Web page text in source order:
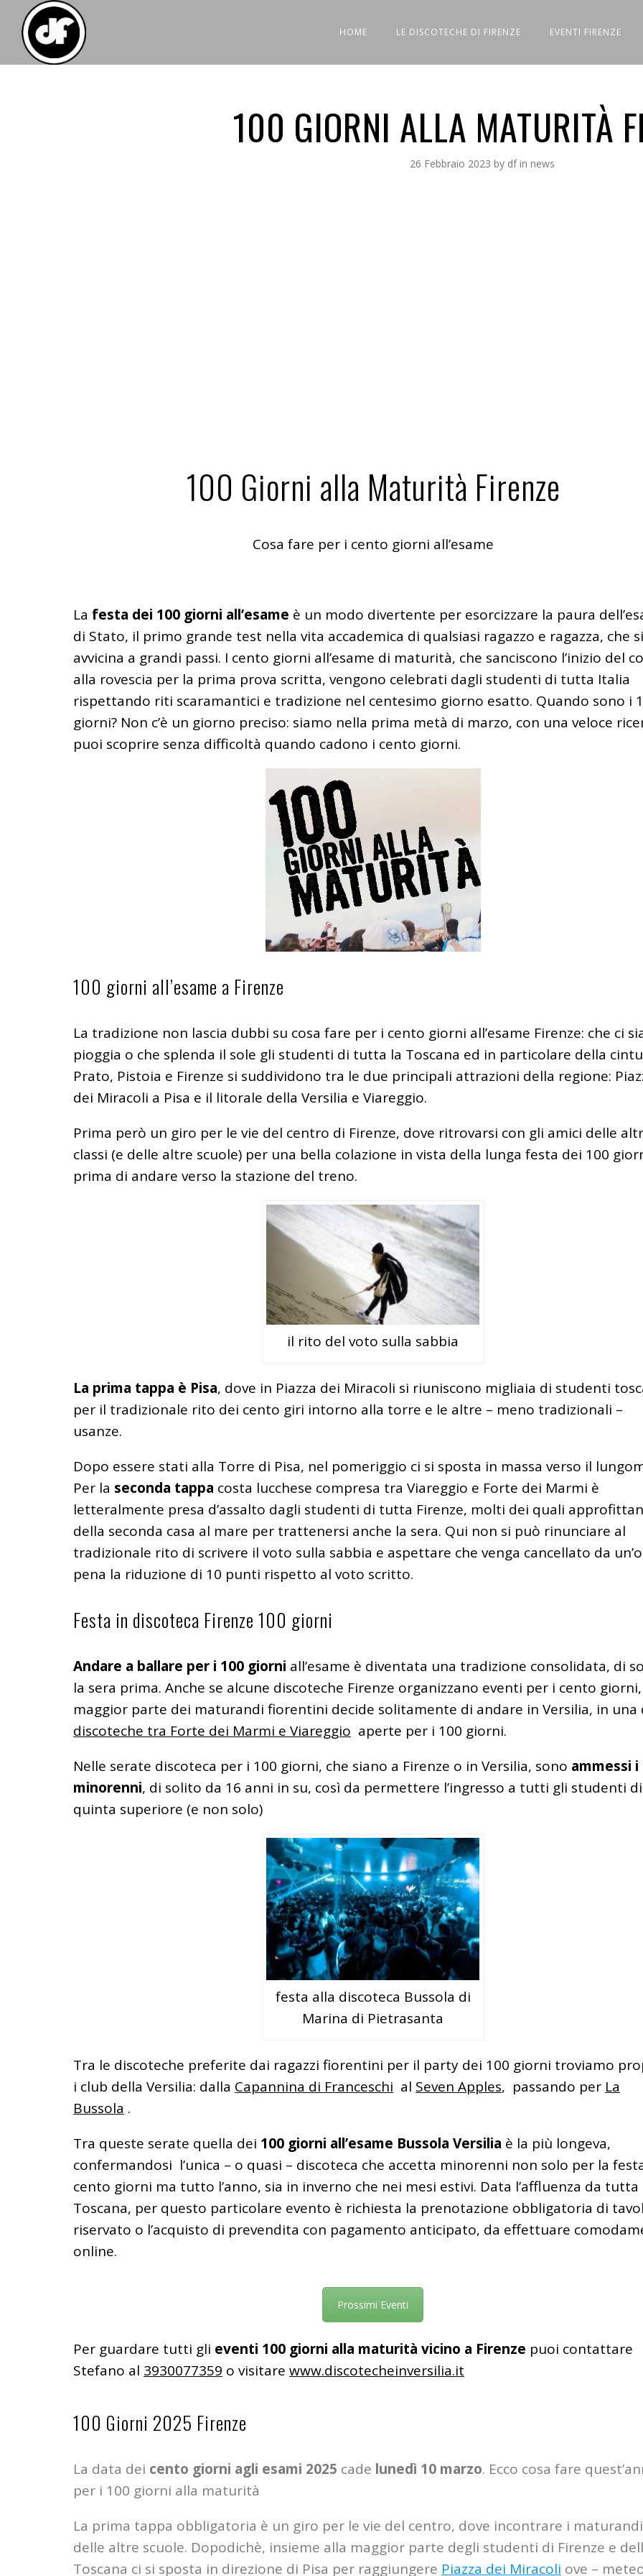
HOME LE DISCOTECHE DI FIRENZE EVENTI FIRENZE
100 GIORNI ALLA MATURITÀ
26 Febbraio 2023 by dfin news
100 Giorni alla Maturità Firenze
Cosa fare per i cento giorni all’esame
La festa dei 100 giorni all’esame è un modo divertente per esorcizzare la paura
di Stato, il primo grande test nella vita accademica di qualsiasi ragazzo e ragazza, che si
avvicina a grandi passi. I cento giorni all’esame di maturità, che sanciscono l’inizio del
alla rovescia per la prima prova scritta, vengono celebrati dagli studenti di tutta Italia
rispettando riti scaramantici e tradizione nel centesimo giorno esatto. Quando sono i
giorni? Non c’è un giorno preciso: siamo nella prima metà di marzo, con una veloce
puoi scoprire senza difficoltà quando cadono i cento giorni.
100 giorni all’esame a Firenze
La tradizione non lascia dubbi su cosa fare per i cento giorni all’esame Firenze: che ci
pioggia o che splenda il sole gli studenti di tutta la Toscana ed in particolare della
Prato, Pistoia e Firenze si suddividono tra le due principali attrazioni della regione:
dei Miracoli a Pisa e il litorale della Versilia e Viareggio.
Prima però un giro per le vie del centro di Firenze, dove ritrovarsi con gli amici delle
classi (e delle altre scuole) per una bella colazione in vista della lunga festa dei 100
prima di andare verso la stazione del treno.
il rito del voto sulla sabbia
La prima tappa è Pisa, dove in Piazza dei Miracoli si riuniscono migliaia di studenti
per il tradizionale rito dei cento giri intorno alla torre e le altre – meno tradizionali –
usanze.
Dopo essere stati alla Torre di Pisa, nel pomeriggio ci si sposta in massa verso il
Per la seconda tappa costa lucchese compresa tra Viareggio e Forte dei Marmi è
letteralmente presa d’assalto dagli studenti di tutta Firenze, molti dei quali
della seconda casa al mare per trattenersi anche la sera. Qui non si può rinunciare al
tradizionale rito di scrivere il voto sulla sabbia e aspettare che venga cancellato da
pena la riduzione di 10 punti rispetto al voto scritto.
Festa in discoteca Firenze 100 giorni
Andare a ballare per i 100 giorni all’esame è diventata una tradizione consolidata, di
la sera prima. Anche se alcune discoteche Firenze organizzano eventi per i cento
maggior parte dei maturandi fiorentini decide solitamente di andare in Versilia, in una
discoteche tra Forte dei Marmi e Viareggio aperte per i 100 giorni.
Nelle serate discoteca per i 100 giorni, che siano a Firenze o in Versilia, sono ammessi i
minorenni, di solito da 16 anni in su, così da permettere l’ingresso a tutti gli studenti di
quinta superiore (e non solo)
festa alla discoteca Bussola di
Marina di Pietrasanta
Tra le discoteche preferite dai ragazzi fiorentini per il party dei 100 giorni troviamo
i club della Versilia: dalla Capannina di Franceschi al Seven Apples, passando per La
Bussola .
Tra queste serate quella dei 100 giorni all’esame Bussola Versilia è la più longeva,
confermandosi l’unica – o quasi – discoteca che accetta minorenni non solo per la
cento giorni ma tutto l’anno, sia in inverno che nei mesi estivi. Data l’affluenza da tutta
Toscana, per questo particolare evento è richiesta la prenotazione obbligatoria di
riservato o l’acquisto di prevendita con pagamento anticipato, da effettuare
online.
Prossimi Eventi
Per guardare tutti gli eventi 100 giorni alla maturità vicino a Firenze puoi contattare
Stefano al 3930077359 o visitare www.discotecheinversilia.it
100 Giorni 2025 Firenze
La data dei cento giorni agli esami 2025 cade lunedì 10 marzo. Ecco cosa fare
per i 100 giorni alla maturità
La prima tappa obbligatoria è un giro per le vie del centro, dove incontrare i maturandi
delle altre scuole. Dopodichè, insieme alla maggior parte degli studenti di Firenze e
Toscana ci si sposta in direzione di Pisa per raggiungere Piazza dei Miracoli ove –